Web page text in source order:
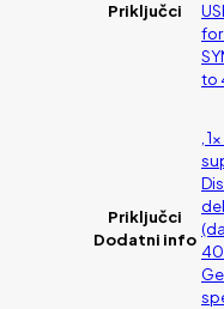
Priključci
for
to
Priključci
Dodatni info
,